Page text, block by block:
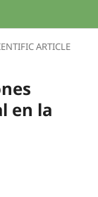
ARTICLE
en la